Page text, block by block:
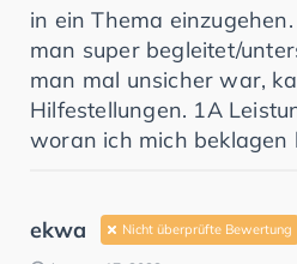
in ein Thema
man super begleitet/
man mal unsicher war,
Hilfestellungen. 1A
woran ich mich beklagen
ekwa Nicht überprüfte Bewertung